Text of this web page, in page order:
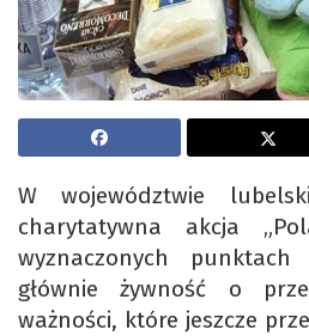
W województwie
charytatywna akcja
wyznaczonych
głównie żywność o
ważności, które jeszcze